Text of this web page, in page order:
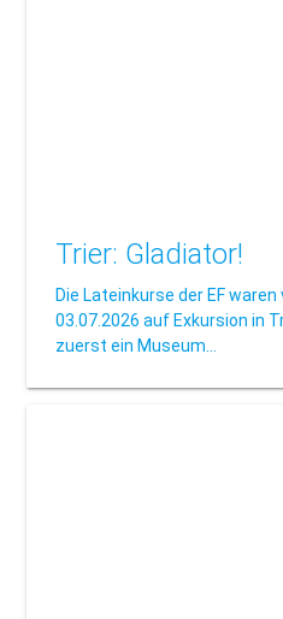
Trier: Gladiator!
Die Lateinkurse der EF
03.07.2026 auf Exkursion in
zuerst ein Museum…